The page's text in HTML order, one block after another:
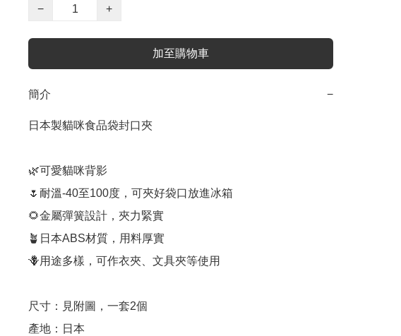
−
+
加至購物車
簡介 −
日本製貓咪食品袋封口夾
🌿可愛貓咪背影
🌷耐溫-40至100度，可夾好袋口放進冰箱
🌻金屬彈簧設計，夾力緊實
🪴日本ABS材質，用料厚實
🪻用途多樣，可作衣夾、文具夾等使用
尺寸：見附圖，一套2個
產地：日本